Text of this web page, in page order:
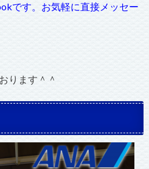
です。お気軽に直接メッセー
ります＾＾